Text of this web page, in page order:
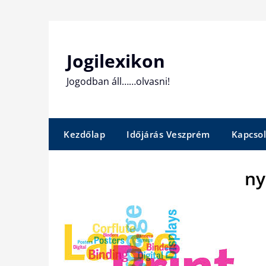
Jogilexikon
Jogodban áll……olvasni!
Kezdőlap Időjárás Veszprém